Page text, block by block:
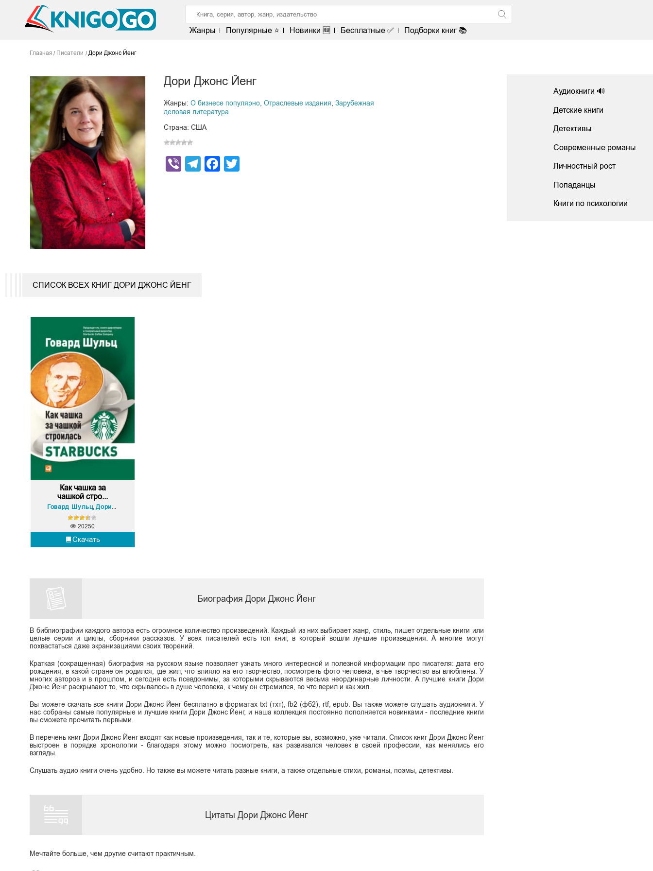
Жанры Популярные ⭐ Новинки 🆕 Бесплатные ✅ Подборки книг 📚
Главная Писатели Дори Джонс Йенг
Дори Джонс Йенг
Жанры: О бизнесе популярно, Отраслевые издания Зарубежная
деловая литература
Страна: США
ViberTelegram
Facebook
СПИСОК ВСЕХ КНИГ ДОРИ ДЖОНС ЙЕНГ
Как чашка за
чашкой стро...
Говард Шульц,Дори Джонс Йенг
Скачать
20250
Биография Дори Джонс Йенг
В библиографии каждого автора есть огромное количество произведений. Каждый из них выбирает жанр, стиль, пишет отдельные книги или
целые серии и циклы, сборники рассказов. У всех писателей есть топ книг, в который вошли лучшие произведения. А многие могут
похвастаться даже экранизациями своих творений.
Краткая (сокращенная) биография на русском языке позволяет узнать много интересной и полезной информации про писателя: дата его
рождения, в какой стране он родился, где жил, что влияло на его творчество, посмотреть фото человека, в чье творчество вы влюблены. У
многих авторов и в прошлом, и сегодня есть псевдонимы, за которыми скрываются весьма неординарные личности. А лучшие книги Дори
Джонс Йенг раскрывают то, что скрывалось в душе человека, к чему он стремился, во что верил и как жил.
Вы можете скачать все книги Дори Джонс Йенг бесплатно в форматах txt (тхт), fb2 (фб2), rtf, epub. Вы также можете слушать аудиокниги. У
нас собраны самые популярные и лучшие книги Дори Джонс Йенг, и наша коллекция постоянно пополняется новинками - последние книги
вы сможете прочитать первыми.
В перечень книг Дори Джонс Йенг входят как новые произведения, так и те, которые вы, возможно, уже читали. Список книг Дори Джонс Йенг
выстроен в порядке хронологии - благодаря этому можно посмотреть, как развивался человек в своей профессии, как менялись его
взгляды.
Слушать аудио книги очень удобно. Но также вы можете читать разные книги, а также отдельные стихи, романы, поэмы, детективы.
Цитаты Дори Джонс Йенг
Мечтайте больше, чем другие считают практичным.
Аудиокниги 🔊
Детские книги
Детективы
Современные романы
Личностный рост
Попаданцы
Книги по психологии